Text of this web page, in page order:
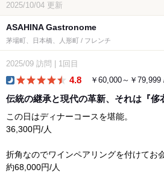
2025/10/04 更新
ASAHINA Gastronome
茅場町、日本橋、人形町 / フレンチ
2025/09 訪問 1回目
4.8 ￥60,000～￥79,999
伝統の継承と現代の革新、それは『侈
この日はディナーコースを堪能。
36,300円/人
折角なのでワインペアリングを付けてお
約68,000円/人